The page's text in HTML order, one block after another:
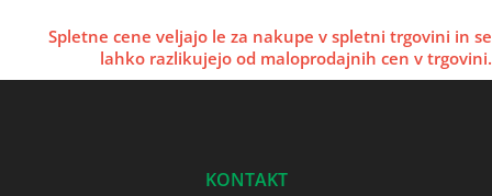
Spletne cene veljajo le za nakupe v spletni trgovini in se
lahko razlikujejo od maloprodajnih cen v trgovini.
KONTAKT